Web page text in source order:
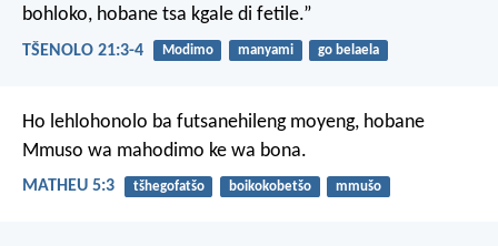
bohloko, hobane tsa kgale di fetile.”
TŠENOLO 21:3-4 Modimo manyami go belaela
Ho lehlohonolo ba futsanehileng moyeng, hobane
Mmuso wa mahodimo ke wa bona.
MATHEU 5:3 tšhegofatšo boikokobetšo mmušo